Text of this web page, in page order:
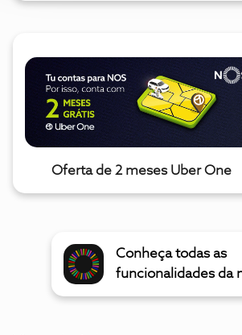
Oferta de 2 meses Uber One
Conheça todas as
funcionalidades da